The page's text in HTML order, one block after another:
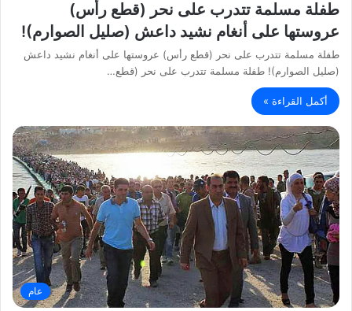
طفلة مسلمة تتدرب على نحر (قطع رأس)
عروستها على أنغام نشيد داعش (صليل الصوارم)!
طفلة مسلمة تتدرب على نحر (قطع رأس) عروستها على أنغام نشيد داعش
(صليل الصوارم)! طفلة مسلمة تتدرب على نحر (قطع…
أكمل القراءة »
عام